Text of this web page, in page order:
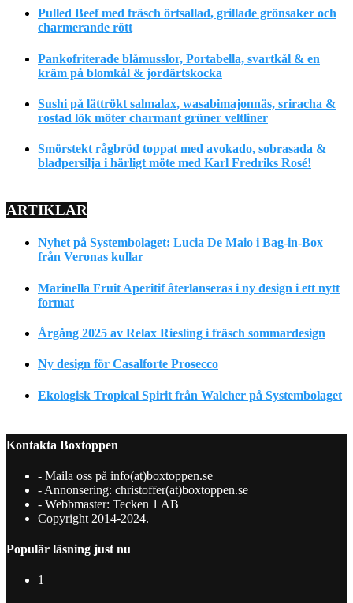
Pulled Beef med fräsch örtsallad, grillade grönsaker och
charmerande rött
Pankofriterade blåmusslor, Portabella, svartkål & en
kräm på blomkål & jordärtskocka
Sushi på lättrökt salmalax, wasabimajonnäs, sriracha &
rostad lök möter charmant grüner veltliner
Smörstekt rågbröd toppat med avokado, sobrasada &
bladpersilja i härligt möte med Karl Fredriks Rosé!
ARTIKLAR
Nyhet på Systembolaget: Lucia De Maio i Bag-in-Box
från Veronas kullar
Marinella Fruit Aperitif återlanseras i ny design i ett nytt
format
Årgång 2025 av Relax Riesling i fräsch sommardesign
Ny design för Casalforte Prosecco
Ekologisk Tropical Spirit från Walcher på Systembolaget
Kontakta Boxtoppen
- Maila oss på info(at)boxtoppen.se
- Annonsering: christoffer(at)boxtoppen.se
- Webbmaster: Tecken 1 AB
Copyright 2014-2024.
Populär läsning just nu
1